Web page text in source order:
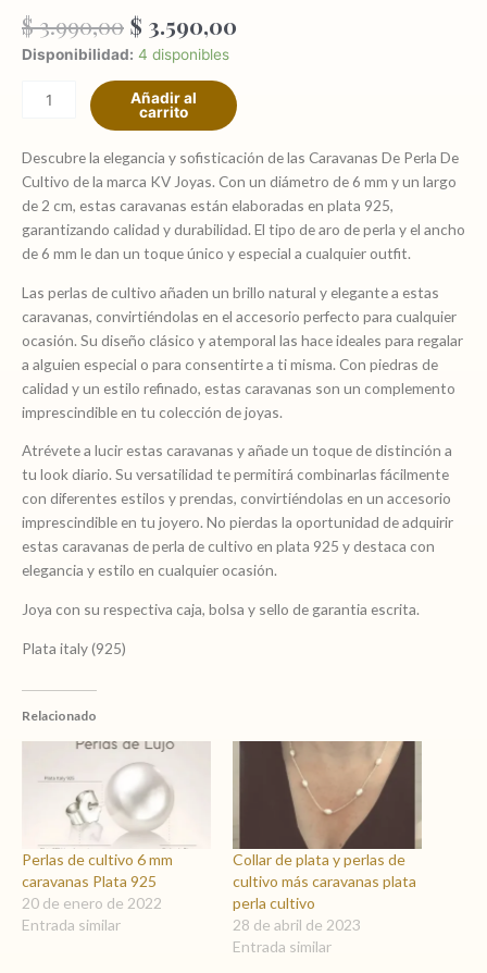
$3.990,00 El
precio
original
era:
$ 3.990,00.
$ 3.590,00
es:
$ 3.590,00.
Disponibilidad: 4 disponibles
Caravanas
de
6/7
mm
925
cierre
rosca
cantidad
Añadir al
carrito
Descubre la elegancia y sofisticación de las Caravanas De Perla De
Cultivo de la marca KV Joyas. Con un diámetro de 6 mm y un largo
de 2 cm, estas caravanas están elaboradas en plata 925,
garantizando calidad y durabilidad. El tipo de aro de perla y el ancho
de 6 mm le dan un toque único y especial a cualquier outfit.
Las perlas de cultivo añaden un brillo natural y elegante a estas
caravanas, convirtiéndolas en el accesorio perfecto para cualquier
ocasión. Su diseño clásico y atemporal las hace ideales para regalar
a alguien especial o para consentirte a ti misma. Con piedras de
calidad y un estilo refinado, estas caravanas son un complemento
imprescindible en tu colección de joyas.
Atrévete a lucir estas caravanas y añade un toque de distinción a
tu look diario. Su versatilidad te permitirá combinarlas fácilmente
con diferentes estilos y prendas, convirtiéndolas en un accesorio
imprescindible en tu joyero. No pierdas la oportunidad de adquirir
estas caravanas de perla de cultivo en plata 925 y destaca con
elegancia y estilo en cualquier ocasión.
Joya con su respectiva caja, bolsa y sello de garantia escrita.
Plata italy (925)
Relacionado
Perlas de cultivo 6 mm
caravanas Plata 925
20 de enero de 2022
Entrada similar
Collar de plata y perlas de
cultivo más caravanas plata
perla cultivo
28 de abril de 2023
Entrada similar